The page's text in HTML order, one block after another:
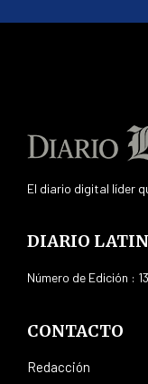
El diario digital líder
DIARIO
Número de Edición :
CONTACTO
Redacción